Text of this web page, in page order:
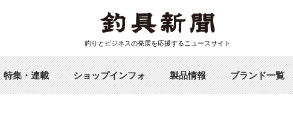
釣りとビジネスの発展を応援するニュースサイト
特集・連載 ショップインフォ 製品情報 ブランド一覧